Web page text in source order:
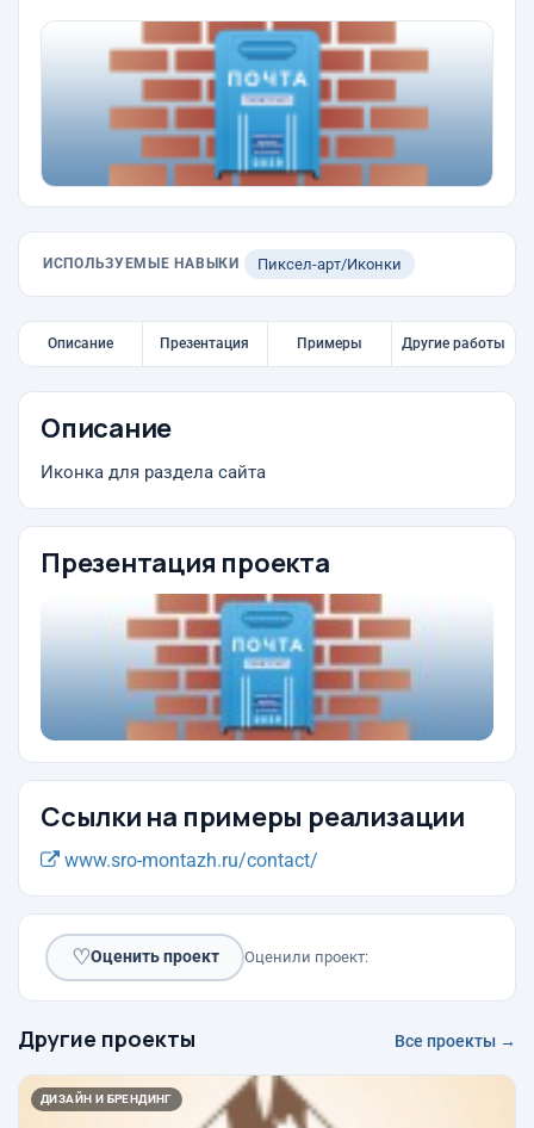
ИСПОЛЬЗУЕМЫЕ НАВЫКИ Пиксел-арт/Иконки
Описание Презентация Примеры Другие работы
Описание
Иконка для раздела сайта
Презентация проекта
Ссылки на примеры реализации
www.sro-montazh.ru/contact/
♡Оценить проект Оценили проект:
Другие проекты Все проекты →
ДИЗАЙН И БРЕНДИНГ